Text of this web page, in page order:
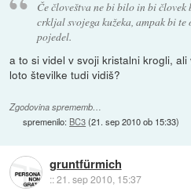
Če človeštva ne bi bilo in bi
crkljal svojega kužeka, ampak bi
pojedel.
a to si videl v svoji kristalni krogli,
loto številke tudi vidiš?
Zgodovina sprememb…
spremenilo: BC3(21. sep 2010 ob 15:33)
gruntfürmich
::21. sep 2010, 15:37